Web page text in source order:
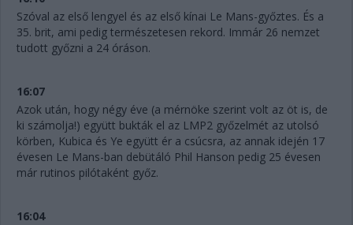
Szóval az első lengyel és az első kínai Le Mans-győztes. És a
35. brit, ami pedig természetesen rekord. Immár 26 nemzet
tudott győzni a 24 óráson.
16:07
Azok után, hogy négy éve (a mérnöke szerint volt az öt is, de
ki számolja!) együtt bukták el az LMP2 győzelmét az utolsó
körben, Kubica és Ye együtt ér a csúcsra, az annak idején 17
évesen Le Mans-ban debütáló Phil Hanson pedig 25 évesen
már rutinos pilótaként győz.
16:04